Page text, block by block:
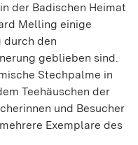
der Badischen Heimat
Melling einige
durch den
geblieben sind.
Stechpalme in
Teehäuschen der
und Besucher
Exemplare des